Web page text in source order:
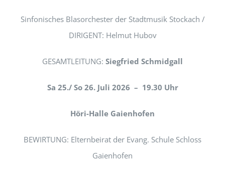
Sinfonisches Blasorchester der Stadtmusik Stockach /
DIRIGENT: Helmut Hubov
GESAMTLEITUNG: Siegfried Schmidgall
Sa 25./ So 26. Juli 2026 – 19.30 Uhr
Höri-Halle Gaienhofen
BEWIRTUNG: Elternbeirat der Evang. Schule Schloss
Gaienhofen